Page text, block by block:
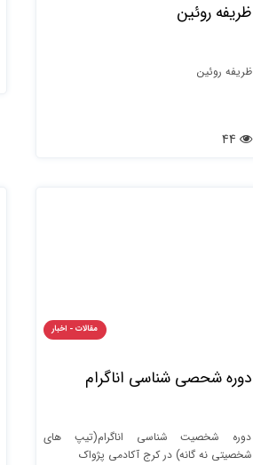
ظریفه روئین
ظریفه روئین
مقالات - اخبار
دوره شحصی شناسی اناگرام
دوره شخصیت شناسی اناگرام(تیپ های
شخصیتی نه گانه) در کرج آکادمی پژواک